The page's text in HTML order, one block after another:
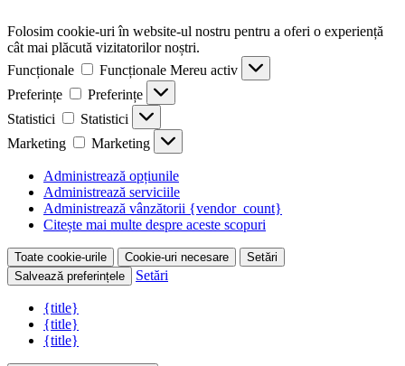
Folosim cookie-uri în website-ul nostru pentru a oferi o experiență
cât mai plăcută vizitatorilor noștri.
Funcționale
Funcționale Mereu activ
Preferințe
Preferințe
Statistici
Statistici
Marketing
Marketing
Administrează opțiunile
Administrează serviciile
Administrează vânzătorii {vendor_count}
Citește mai multe despre aceste scopuri
Toate cookie-urile Cookie-uri necesare
Setări
Salvează preferințele
Setări
{title}
{title}
{title}